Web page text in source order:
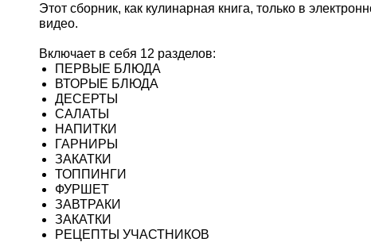
Этот сборник, как кулинарная книга, только в
видео.
Включает в себя 12 разделов:
ПЕРВЫЕ БЛЮДА
ВТОРЫЕ БЛЮДА
ДЕСЕРТЫ
САЛАТЫ
НАПИТКИ
ГАРНИРЫ
ЗАКАТКИ
ТОППИНГИ
ФУРШЕТ
ЗАВТРАКИ
ЗАКАТКИ
РЕЦЕПТЫ УЧАСТНИКОВ